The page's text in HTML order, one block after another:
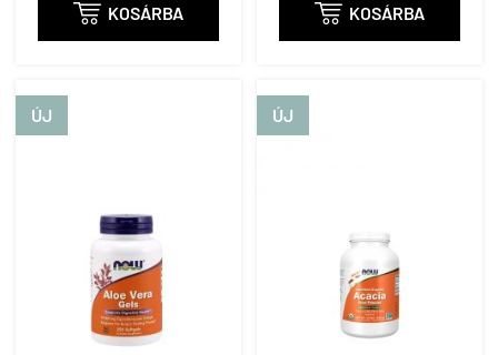
 KOSÁRBA  KOSÁRBA
ÚJ ÚJ